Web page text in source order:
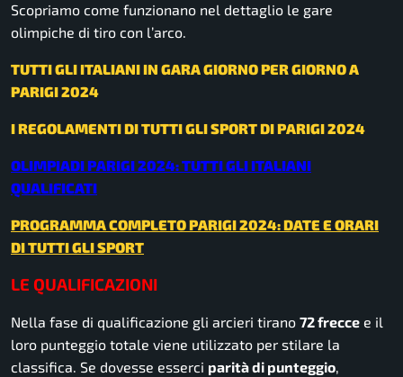
Scopriamo come funzionano nel dettaglio le gare
olimpiche di tiro con l’arco.
TUTTI GLI ITALIANI IN GARA GIORNO PER GIORNO A
PARIGI 2024
I REGOLAMENTI DI TUTTI GLI SPORT DI PARIGI 2024
OLIMPIADI PARIGI 2024: TUTTI GLI ITALIANI
QUALIFICATI
PROGRAMMA COMPLETO PARIGI 2024: DATE E ORARI
DI TUTTI GLI SPORT
LE QUALIFICAZIONI
Nella fase di qualificazione gli arcieri tirano 72 frecce e il
loro punteggio totale viene utilizzato per stilare la
classifica. Se dovesse esserci parità di punteggio,